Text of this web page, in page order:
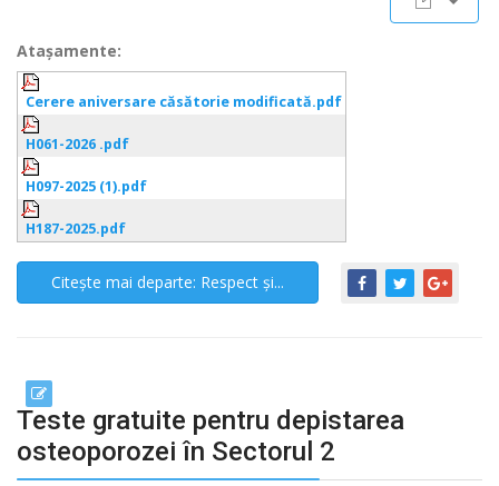
Ataşamente:
Cerere aniversare căsătorie modificată.pdf
H061-2026 .pdf
H097-2025 (1).pdf
H187-2025.pdf
Citește mai departe: Respect și...
Teste gratuite pentru depistarea
osteoporozei în Sectorul 2